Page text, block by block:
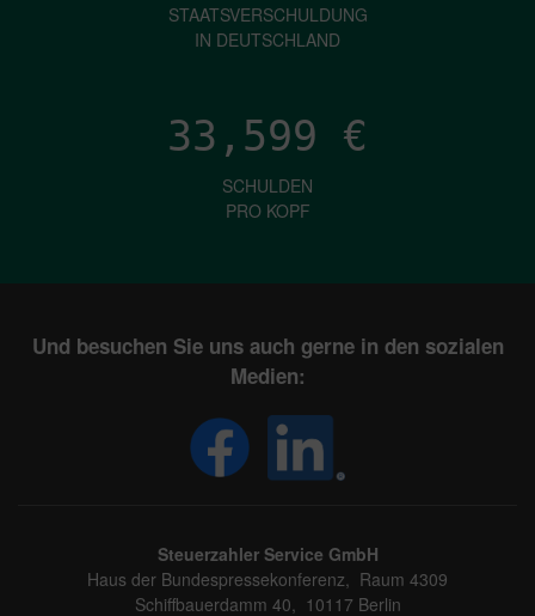
STAATSVERSCHULDUNG
IN DEUTSCHLAND
33,599 €
SCHULDEN
PRO KOPF
Und besuchen Sie uns auch gerne in den sozialen
Medien:
Steuerzahler Service GmbH
Haus der Bundespressekonferenz, Raum 4309
Schiffbauerdamm 40, 10117 Berlin